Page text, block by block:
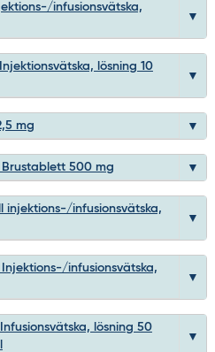
infusionsvätska,
lösning 10
mg
500 mg
injektions-/infusionsvätska,
infusionsvätska,
lösning 50